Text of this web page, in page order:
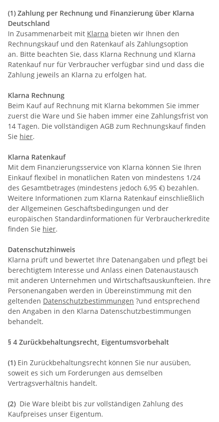
(1) Zahlung per Rechnung und Finanzierung über Klarna
Deutschland
In Zusammenarbeit mit Klarna bieten wir Ihnen den
Rechnungskauf und den Ratenkauf als Zahlungsoption
an. Bitte beachten Sie, dass Klarna Rechnung und Klarna
Ratenkauf nur für Verbraucher verfügbar sind und dass die
Zahlung jeweils an Klarna zu erfolgen hat.
Klarna Rechnung
Beim Kauf auf Rechnung mit Klarna bekommen Sie immer
zuerst die Ware und Sie haben immer eine Zahlungsfrist von
14 Tagen. Die vollständigen AGB zum Rechnungskauf finden
Sie hier.
Klarna Ratenkauf
Mit dem Finanzierungsservice von Klarna können Sie Ihren
Einkauf flexibel in monatlichen Raten von mindestens 1/24
des Gesamtbetrages (mindestens jedoch 6,95 €) bezahlen.
Weitere Informationen zum Klarna Ratenkauf einschließlich
der Allgemeinen Geschäftsbedingungen und der
europäischen Standardinformationen für Verbraucherkredite
finden Sie hier.
Datenschutzhinweis
Klarna prüft und bewertet Ihre Datenangaben und pflegt bei
berechtigtem Interesse und Anlass einen Datenaustausch
mit anderen Unternehmen und Wirtschaftsauskunfteien. Ihre
Personenangaben werden in Übereinstimmung mit den
geltenden Datenschutzbestimmungen ?und entsprechend
den Angaben in den Klarna Datenschutzbestimmungen
behandelt.
§ 4 Zurückbehaltungsrecht , Eigentumsvorbehalt
(1) Ein Zurückbehaltungsrecht können Sie nur ausüben,
soweit es sich um Forderungen aus demselben
Vertragsverhältnis handelt.
(2) Die Ware bleibt bis zur vollständigen Zahlung des
Kaufpreises unser Eigentum.